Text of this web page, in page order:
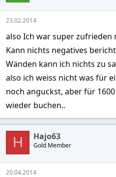
23.02.2014
also Ich war super zufrieden
Kann nichts negatives
Wänden kann ich nichts zu
also ich weiss nicht was für
noch anguckst, aber für
wieder buchen..
H Hajo63
Gold Member
20.04.2014